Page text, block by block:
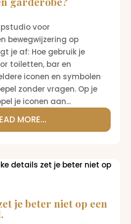
voor
bewegwijzering op
je af: Hoe gebruik je
toiletten, bar en
iconen en symbolen
zonder vragen. Op je
je iconen aan...
MORE...
je beter niet op een